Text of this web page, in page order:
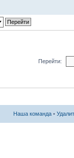
Перейти:
Наша команда •